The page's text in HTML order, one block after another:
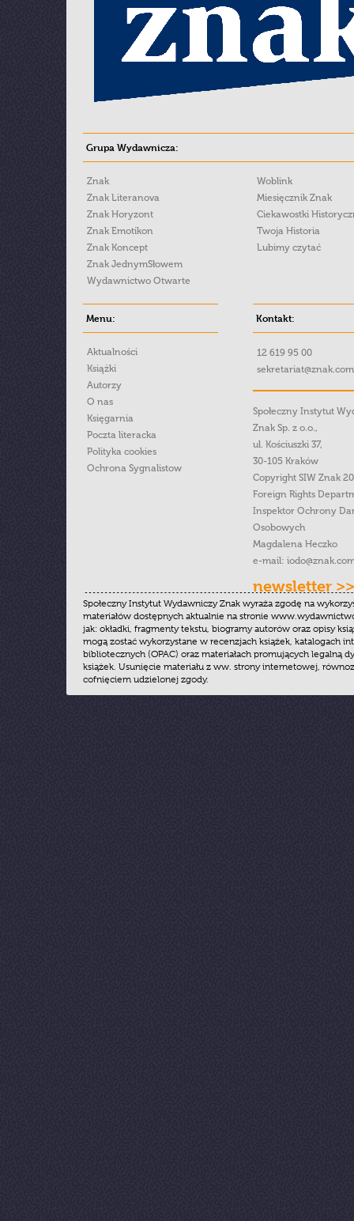
Grupa Wydawnicza:
Znak
Znak Literanova
Znak Horyzont
Znak Emotikon
Znak Koncept
Znak JednymSłowem
Wydawnictwo Otwarte
Woblink
Miesięcznik Znak
Ciekawostki
Twoja Historia
Lubimy czytać
Menu:
Aktualności
Książki
Autorzy
O nas
Księgarnia
Poczta literacka
Polityka cookies
Ochrona Sygnalistow
Kontakt:
12 619 95 00
Społeczny Instytut
Znak Sp. z o.o.,
ul. Kościuszki 37,
30-105 Kraków
Copyright SIW Znak
Foreign Rights
Inspektor Ochrony
Osobowych
Magdalena Heczko
e-mail:
newsletter >>
Społeczny Instytut Wydawniczy Znak wyraża zgodę na
materiałów dostępnych aktualnie na stronie
jak: okładki, fragmenty tekstu, biogramy autorów oraz opisy
mogą zostać wykorzystane w recenzjach książek, katalogach
bibliotecznych (OPAC) oraz materiałach promujących legalną
książek. Usunięcie materiału z ww. strony internetowej,
cofnięciem udzielonej zgody.